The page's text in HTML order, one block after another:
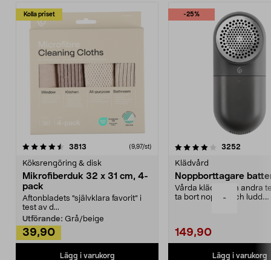
-
Kolla priset
3813 (9,97/st)
Köksrengöring & disk
Mikrofiberduk 32 x 31 cm, 4-
pack
Aftonbladets "självklara favorit” i
test av d...
Utförande: Grå/beige
39,90
Lägg i varukorg
-25%
4.0av 5 stjärnor 3252
Klädvård
Noppborttagare
Vårda kläder och andra
ta bort noppor och ludd.
149,90
Lägg i varukorg
4.5av 5 stjärnor